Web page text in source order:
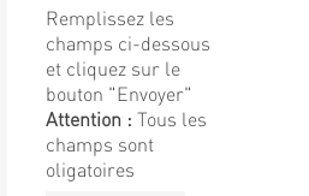
Remplissez les
champs ci-dessous
et cliquez sur le
bouton "Envoyer"
Attention :Tous les
champs sont
oligatoires